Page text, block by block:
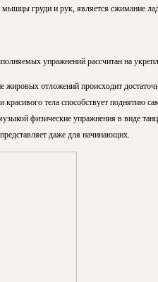
груди и рук, является сжимание
упражнений рассчитан на
жировых отложений происходит
тела способствует поднятию
физические упражнения в виде
даже для начинающих.